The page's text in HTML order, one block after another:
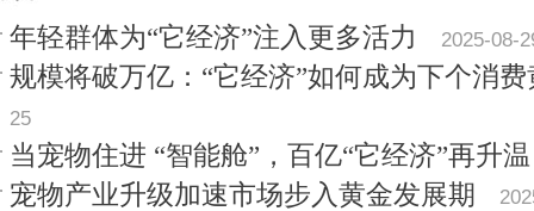
年轻群体为“它经济”注入更多活力 2025-08-
规模将破万亿：“它经济”如何成为下个消
25
当宠物住进 “智能舱”，百亿“它经济”再升温
宠物产业升级加速市场步入黄金发展期